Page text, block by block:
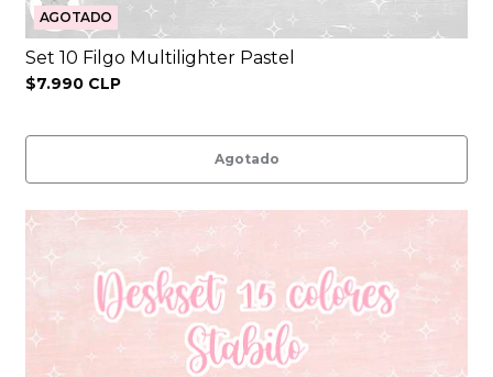
AGOTADO
Set 10 Filgo Multilighter Pastel
$7.990 CLP
Agotado